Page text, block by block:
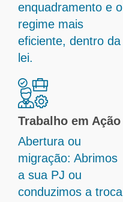
enquadramento e o
regime mais
eficiente, dentro da
lei.
Trabalho em Ação
Abertura ou
migração: Abrimos
a sua PJ ou
conduzimos a troca